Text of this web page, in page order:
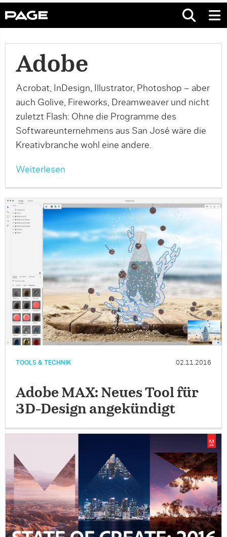
Adobe
Acrobat, InDesign, Illustrator, Photoshop – aber
auch Golive, Fireworks, Dreamweaver und nicht
zuletzt Flash: Ohne die Programme des
Softwareunternehmens aus San José wäre die
Kreativbranche wohl eine andere.
Weiterlesen
TOOLS & TECHNIK 02.11.2016
Adobe MAX: Neues Tool für
3D-Design angekündigt